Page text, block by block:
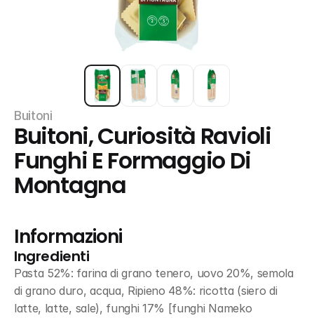
Buitoni
Buitoni, Curiosità Ravioli
Funghi E Formaggio Di
Montagna
Informazioni
Ingredienti
Pasta 52%: farina di grano tenero, uovo 20%, semola
di grano duro, acqua, Ripieno 48%: ricotta (siero di
latte, latte, sale), funghi 17% [funghi Nameko